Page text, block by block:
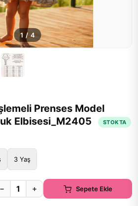
1 / 4
Prenses Model
Elbisesi_M2405
STOKTA
3 Yaş
− + Sepete Ekle